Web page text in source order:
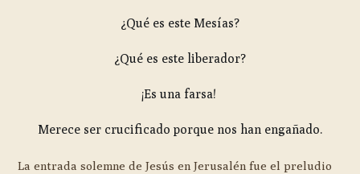
¿Qué es este Mesías?
¿Qué es este liberador?
¡Es una farsa!
Merece ser crucificado porque nos han engañado.
La entrada solemne de Jesús en Jerusalén fue el preludio